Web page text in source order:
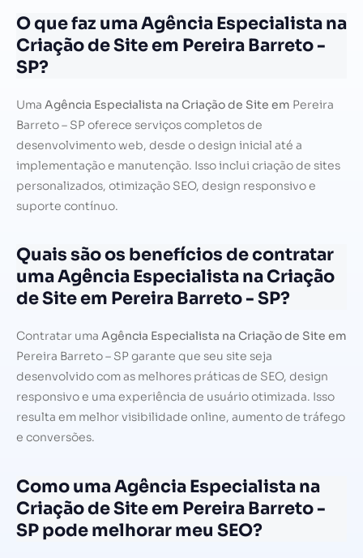
O que faz uma Agência Especialista na
Criação de Site em Pereira Barreto -
SP?
Uma Agência Especialista na Criação de Site em Pereira
Barreto – SP oferece serviços completos de
desenvolvimento web, desde o design inicial até a
implementação e manutenção. Isso inclui criação de sites
personalizados, otimização SEO, design responsivo e
suporte contínuo.
Quais são os benefícios de contratar
uma Agência Especialista na Criação
de Site em Pereira Barreto - SP?
Contratar uma Agência Especialista na Criação de Site em
Pereira Barreto – SP garante que seu site seja
desenvolvido com as melhores práticas de SEO, design
responsivo e uma experiência de usuário otimizada. Isso
resulta em melhor visibilidade online, aumento de tráfego
e conversões.
Como uma Agência Especialista na
Criação de Site em Pereira Barreto -
SP pode melhorar meu SEO?